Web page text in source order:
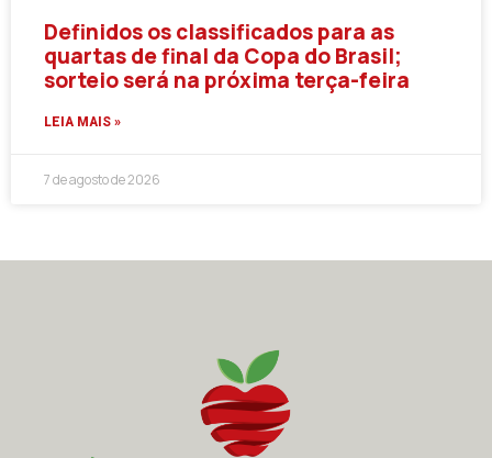
Definidos os classificados para as
quartas de final da Copa do Brasil;
sorteio será na próxima terça-feira
LEIA MAIS »
7 de agosto de 2026